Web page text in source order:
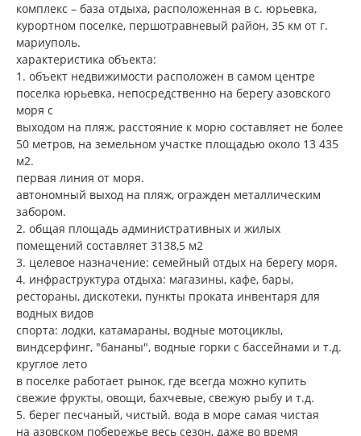
комплекс – база отдыха, расположенная в с. юрьевка,
курортном поселке, першотравневый район, 35 км от г.
мариуполь.
характеристика объекта:
1. объект недвижимости расположен в самом центре
поселка юрьевка, непосредственно на берегу азовского
моря с
выходом на пляж, расстояние к морю составляет не более
50 метров, на земельном участке площадью около 13 435
м2.
первая линия от моря.
автономный выход на пляж, огражден металлическим
забором.
2. общая площадь административных и жилых
помещений составляет 3138,5 м2
3. целевое назначение: семейный отдых на берегу моря.
4. инфраструктура отдыха: магазины, кафе, бары,
рестораны, дискотеки, пункты проката инвентаря для
водных видов
спорта: лодки, катамараны, водные мотоциклы,
виндсерфинг, "бананы", водные горки с бассейнами и т.д.
круглое лето
в поселке работает рынок, где всегда можно купить
свежие фрукты, овощи, бахчевые, свежую рыбу и т.д.
5. берег песчаный, чистый. вода в море самая чистая
на азовском побережье весь сезон, даже во время